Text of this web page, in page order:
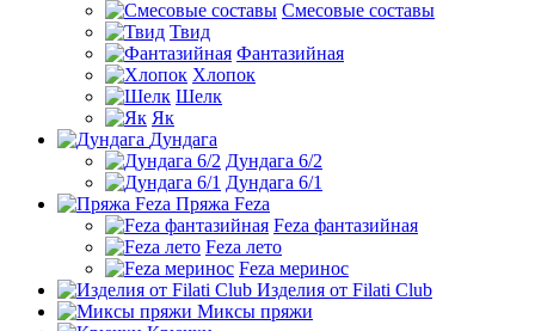
Смесовые составы
Твид
Фантазийная
Хлопок
Шелк
Як
Дундага
Дундага 6/2
Дундага 6/1
Пряжа Feza
Feza фантазийная
Feza лето
Feza меринос
Изделия от Filati Club
Миксы пряжи